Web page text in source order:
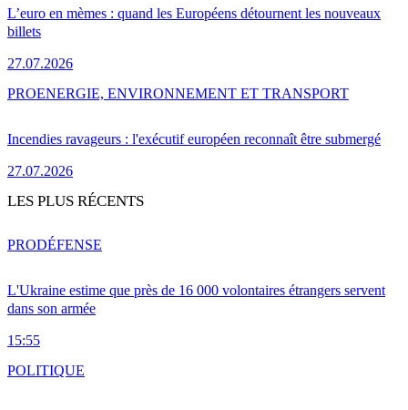
L’euro en mèmes : quand les Européens détournent les nouveaux
billets
27.07.2026
Incendies ravageurs : l'exécutif européen reconnaît être submergé
27.07.2026
PROENERGIE, ENVIRONNEMENT ET TRANSPORT
LES PLUS RÉCENTS
L'Ukraine estime que près de 16 000 volontaires étrangers servent
dans son armée
15:55
PRODÉFENSE
POLITIQUE